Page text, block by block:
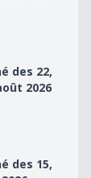
2026
des 22,
2026
des 15,